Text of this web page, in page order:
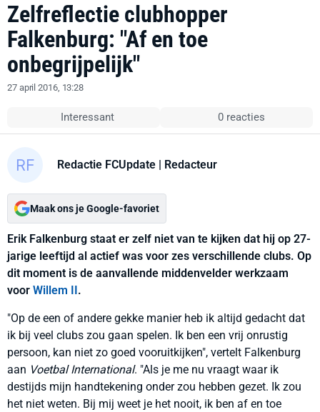
Zelfreflectie clubhopper
Falkenburg: "Af en toe
onbegrijpelijk"
27 april 2016, 13:28
Interessant 0 reacties
Redactie FCUpdate | Redacteur
Maak ons je Google-favoriet
Erik Falkenburg staat er zelf niet van te kijken dat hij op 27-
jarige leeftijd al actief was voor zes verschillende clubs. Op
dit moment is de aanvallende middenvelder werkzaam
voor Willem II.
"Op de een of andere gekke manier heb ik altijd gedacht dat
ik bij veel clubs zou gaan spelen. Ik ben een vrij onrustig
persoon, kan niet zo goed vooruitkijken", vertelt Falkenburg
aan Voetbal International. "Als je me nu vraagt waar ik
destijds mijn handtekening onder zou hebben gezet. Ik zou
het niet weten. Bij mij weet je het nooit, ik ben af en toe